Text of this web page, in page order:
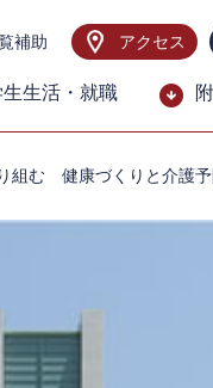
補助 アクセス
生生活・就職
組む 健康づくりと介護